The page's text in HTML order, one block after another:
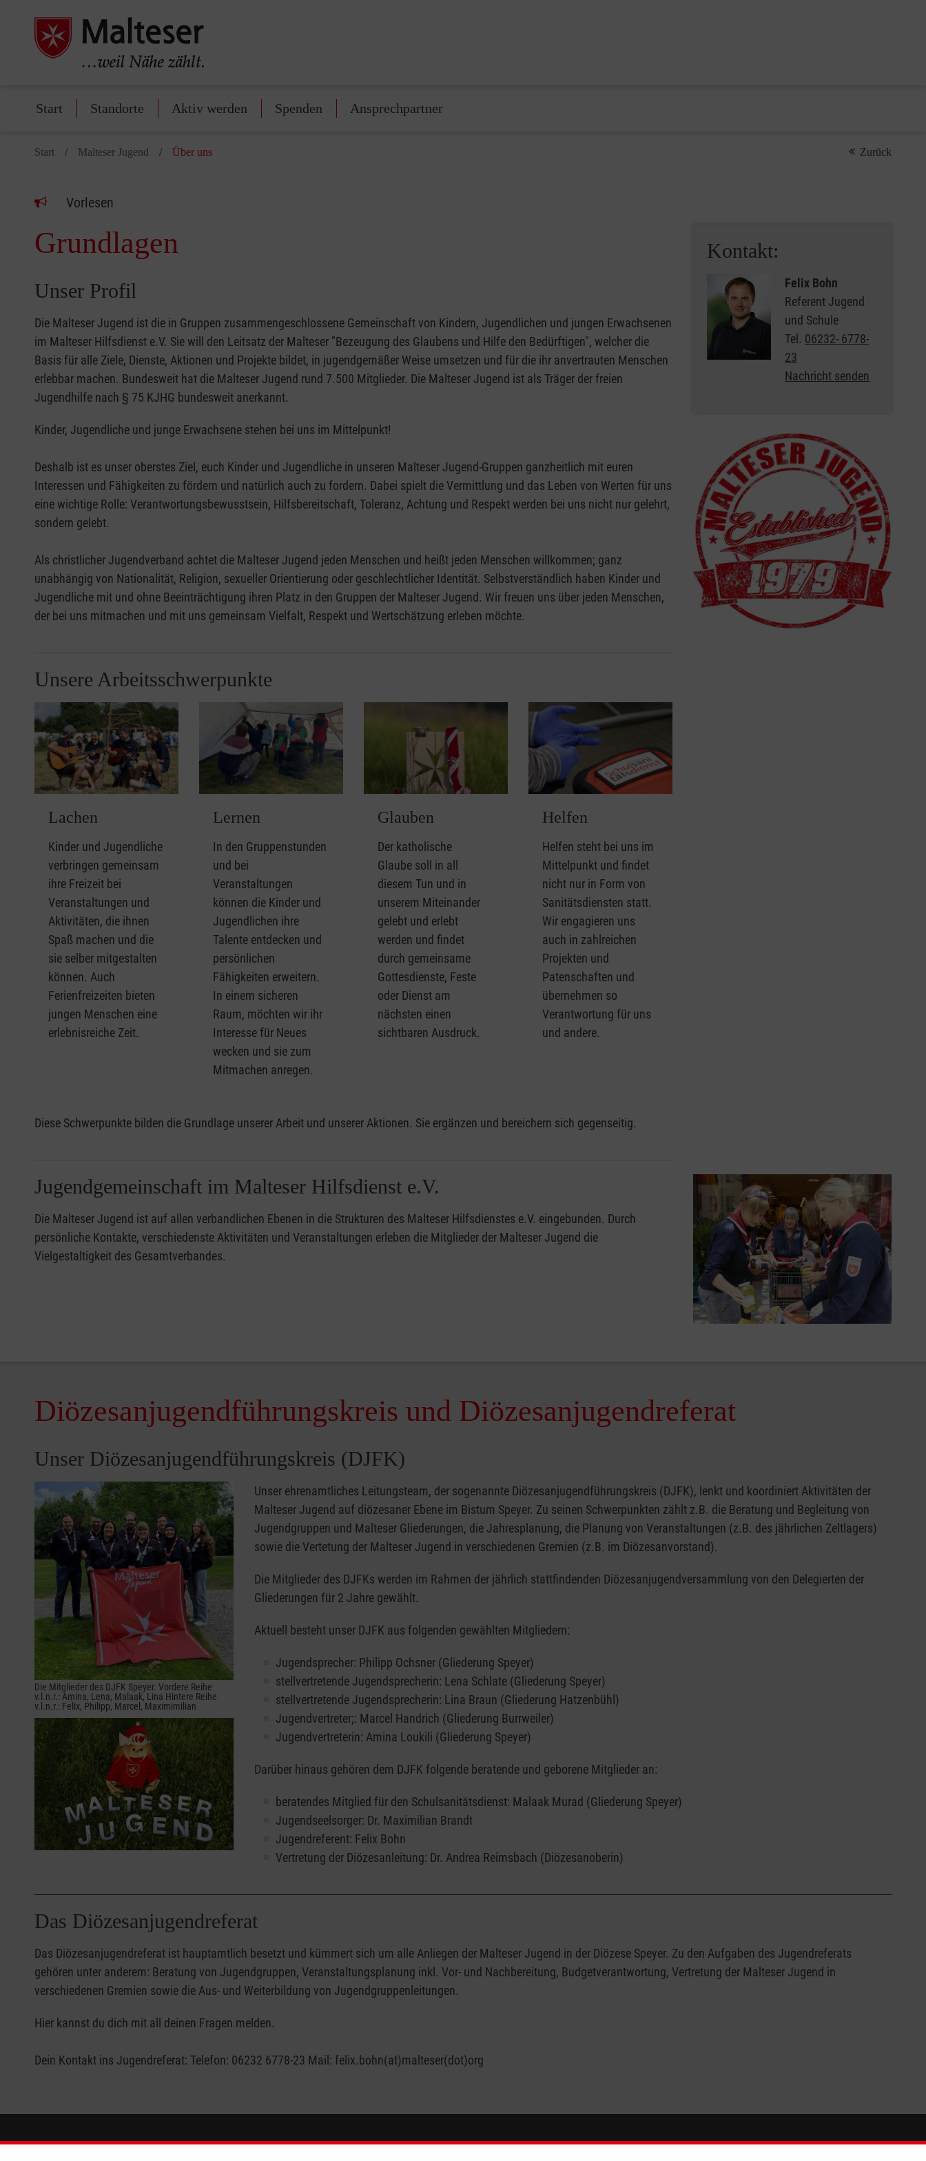
Start Standorte Aktiv werden Spenden Ansprechpartner
Start Malteser Jugend Über uns Zurück
Vorlesen
Grundlagen
Unser Profil
Die Malteser Jugend ist die in Gruppen zusammengeschlossene Gemeinschaft von Kindern, Jugendlichen und jungen Erwachsenen
im Malteser Hilfsdienst e.V. Sie will den Leitsatz der Malteser "Bezeugung des Glaubens und Hilfe den Bedürftigen", welcher die
Basis für alle Ziele, Dienste, Aktionen und Projekte bildet, in jugendgemäßer Weise umsetzen und für die ihr anvertrauten Menschen
erlebbar machen. Bundesweit hat die Malteser Jugend rund 7.500 Mitglieder. Die Malteser Jugend ist als Träger der freien
Jugendhilfe nach § 75 KJHG bundesweit anerkannt.
Kinder, Jugendliche und junge Erwachsene stehen bei uns im Mittelpunkt!
Deshalb ist es unser oberstes Ziel, euch Kinder und Jugendliche in unseren Malteser Jugend-Gruppen ganzheitlich mit euren
Interessen und Fähigkeiten zu fördern und natürlich auch zu fordern. Dabei spielt die Vermittlung und das Leben von Werten für uns
eine wichtige Rolle: Verantwortungsbewusstsein, Hilfsbereitschaft, Toleranz, Achtung und Respekt werden bei uns nicht nur gelehrt,
sondern gelebt.
Als christlicher Jugendverband achtet die Malteser Jugend jeden Menschen und heißt jeden Menschen willkommen; ganz
unabhängig von Nationalität, Religion, sexueller Orientierung oder geschlechtlicher Identität. Selbstverständlich haben Kinder und
Jugendliche mit und ohne Beeinträchtigung ihren Platz in den Gruppen der Malteser Jugend. Wir freuen uns über jeden Menschen,
der bei uns mitmachen und mit uns gemeinsam Vielfalt, Respekt und Wertschätzung erleben möchte.
Unsere Arbeitsschwerpunkte
Lachen
Kinder und Jugendliche
verbringen gemeinsam
ihre Freizeit bei
Veranstaltungen und
Aktivitäten, die ihnen
Spaß machen und die
sie selber mitgestalten
können. Auch
Ferienfreizeiten bieten
jungen Menschen eine
erlebnisreiche Zeit.
Lernen
In den Gruppenstunden
und bei
Veranstaltungen
können die Kinder und
Jugendlichen ihre
Talente entdecken und
persönlichen
Fähigkeiten erweitern.
In einem sicheren
Raum, möchten wir ihr
Interesse für Neues
wecken und sie zum
Mitmachen anregen.
Glauben
Der katholische
Glaube soll in all
diesem Tun und in
unserem Miteinander
gelebt und erlebt
werden und findet
durch gemeinsame
Gottesdienste, Feste
oder Dienst am
nächsten einen
sichtbaren Ausdruck.
Helfen
Helfen steht bei uns im
Mittelpunkt und findet
nicht nur in Form von
Sanitätsdiensten statt.
Wir engagieren uns
auch in zahlreichen
Projekten und
Patenschaften und
übernehmen so
Verantwortung für uns
und andere.
Diese Schwerpunkte bilden die Grundlage unserer Arbeit und unserer Aktionen. Sie ergänzen und bereichern sich gegenseitig.
Kontakt:
Felix Bohn
Referent Jugend
und Schule
Tel. 06232- 6778-
23
Nachricht senden
Jugendgemeinschaft im Malteser Hilfsdienst e.V.
Die Malteser Jugend ist auf allen verbandlichen Ebenen in die Strukturen des Malteser Hilfsdienstes e.V. eingebunden. Durch
persönliche Kontakte, verschiedenste Aktivitäten und Veranstaltungen erleben die Mitglieder der Malteser Jugend die
Vielgestaltigkeit des Gesamtverbandes.
Diözesanjugendführungskreis und Diözesanjugendreferat
Unser Diözesanjugendführungskreis (DJFK)
Die Mitglieder des DJFK Speyer. Vordere Reihe
v.l.n.r.: Amina, Lena, Malaak, Lina Hintere Reihe
v.l.n.r.: Felix, Philipp, Marcel, Maximimilian
Unser ehrenamtliches Leitungsteam, der sogenannte Diözesanjugendführungskreis (DJFK), lenkt und koordiniert Aktivitäten der
Malteser Jugend auf diözesaner Ebene im Bistum Speyer. Zu seinen Schwerpunkten zählt z.B. die Beratung und Begleitung von
Jugendgruppen und Malteser Gliederungen, die Jahresplanung, die Planung von Veranstaltungen (z.B. des jährlichen Zeltlagers)
sowie die Vertetung der Malteser Jugend in verschiedenen Gremien (z.B. im Diözesanvorstand).
Die Mitglieder des DJFKs werden im Rahmen der jährlich stattfindenden Diözesanjugendversammlung von den Delegierten der
Gliederungen für 2 Jahre gewählt.
Aktuell besteht unser DJFK aus folgenden gewählten Mitgliedern:
Jugendsprecher: Philipp Ochsner (Gliederung Speyer)
stellvertretende Jugendsprecherin: Lena Schlate (Gliederung Speyer)
stellvertretende Jugendsprecherin: Lina Braun (Gliederung Hatzenbühl)
Jugendvertreter;: Marcel Handrich (Gliederung Burrweiler)
Jugendvertreterin: Amina Loukili (Gliederung Speyer)
Darüber hinaus gehören dem DJFK folgende beratende und geborene Mitglieder an:
beratendes Mitglied für den Schulsanitätsdienst: Malaak Murad (Gliederung Speyer)
Jugendseelsorger: Dr. Maximilian Brandt
Jugendreferent: Felix Bohn
Vertretung der Diözesanleitung: Dr. Andrea Reimsbach (Diözesanoberin)
Das Diözesanjugendreferat
Das Diözesanjugendreferat ist hauptamtlich besetzt und kümmert sich um alle Anliegen der Malteser Jugend in der Diözese Speyer. Zu den Aufgaben des Jugendreferats
gehören unter anderem: Beratung von Jugendgruppen, Veranstaltungsplanung inkl. Vor- und Nachbereitung, Budgetverantwortung, Vertretung der Malteser Jugend in
verschiedenen Gremien sowie die Aus- und Weiterbildung von Jugendgruppenleitungen.
Hier kannst du dich mit all deinen Fragen melden.
Dein Kontakt ins Jugendreferat: Telefon: 06232 6778-23 Mail: felix.bohn(at)malteser(dot)org
Informationen Die Malteser Spendenkonto So finden Sie uns